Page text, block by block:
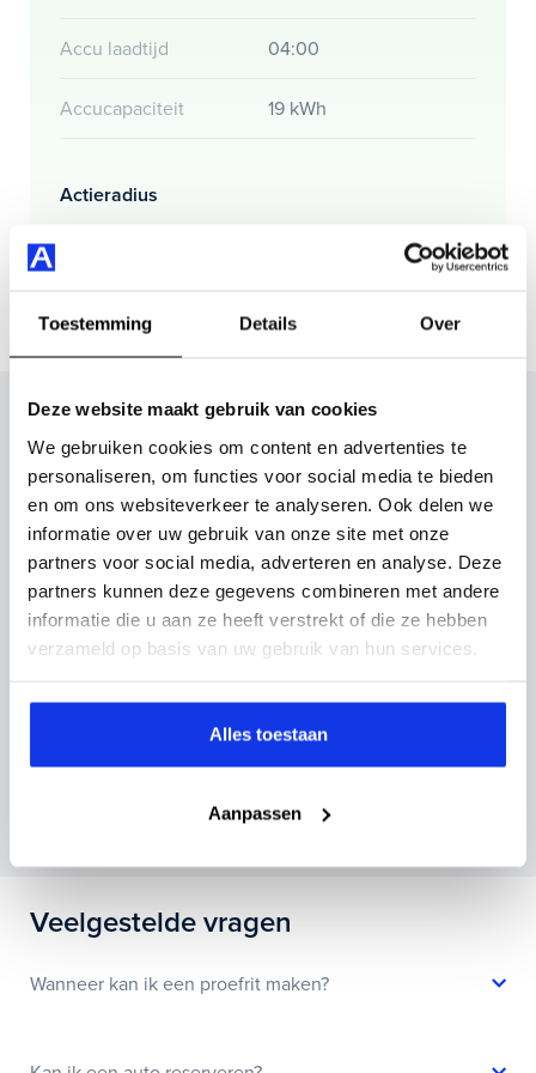
Toestemming Details Over
Deze website maakt gebruik van cookies
We gebruiken cookies om content en advertenties te
personaliseren, om functies voor social media te bieden
en om ons websiteverkeer te analyseren. Ook delen we
informatie over uw gebruik van onze site met onze
partners voor social media, adverteren en analyse. Deze
partners kunnen deze gegevens combineren met andere
informatie die u aan ze heeft verstrekt of die ze hebben
verzameld op basis van uw gebruik van hun services.
Alles toestaan
Aanpassen
Accu laadtijd 04:00
Accucapaciteit 19 kWh
Actieradius
Inruilvoorstel op deze auto?
Vul hier je gegevens in en vergeet niet foto's van je
inruilauto mee te sturen.
Kenteken huidige auto
Inruilvoorstel aanvragen
Wanneer je foto’s meestuurt ontvang je op
maandag tot en met vrijdag binnen enkele uren
Veelgestelde vragen
Wanneer kan ik een proefrit maken?